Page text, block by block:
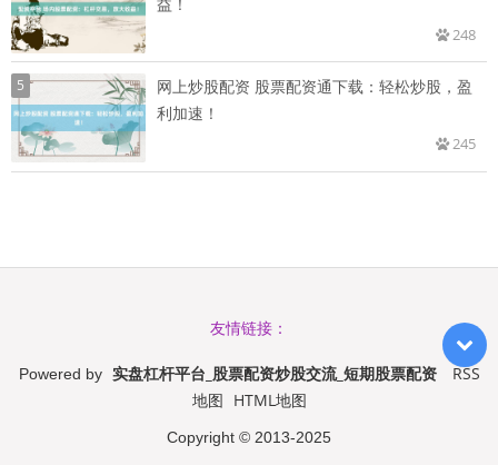
248
5
网上炒股配资 股票配资通下载：轻松炒股，盈
利加速！
245
友情链接：
Powered by 实盘杠杆平台_股票配资炒股交流_短期股票配资
RSS
地图 HTML地图
Copyright © 2013-2025